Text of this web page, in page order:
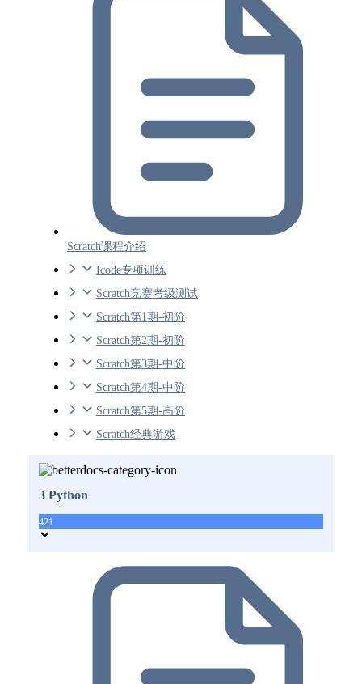
Scratch课程介绍
Icode专项训练
Scratch竞赛考级测试
Scratch第1期-初阶
Scratch第2期-初阶
Scratch第3期-中阶
Scratch第4期-中阶
Scratch第5期-高阶
Scratch经典游戏
3 Python
421